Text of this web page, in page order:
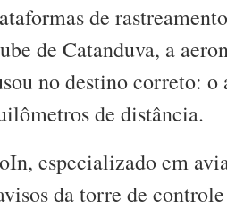
de
de Catanduva, a
no destino correto: o
de distância.
especializado em
da torre de